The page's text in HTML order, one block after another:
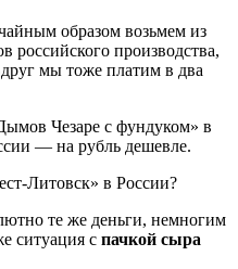
образом возьмем из
российского производства,
мы тоже платим в два
Чезаре с фундуком» в
— на рубль дешевле.
те же деньги, немногим
ситуация с пачкой сыра